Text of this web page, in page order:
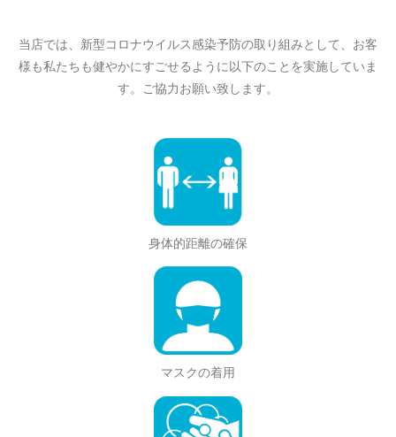
当店では、新型コロナウイルス感染予防の取り組みとして、お客
様も私たちも健やかにすごせるように以下のことを実施していま
す。ご協力お願い致します。
身体的距離の確保
マスクの着用